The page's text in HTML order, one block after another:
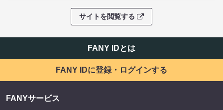
サイトを閲覧する
FANY IDとは
FANY IDに登録・ログインする
FANYサービス